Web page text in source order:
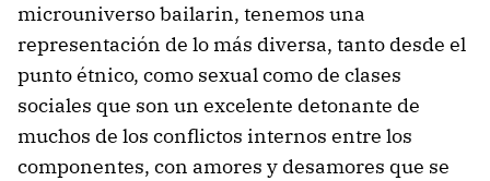
microuniverso bailarin, tenemos una
representación de lo más diversa, tanto desde el
punto étnico, como sexual como de clases
sociales que son un excelente detonante de
muchos de los conflictos internos entre los
componentes, con amores y desamores que se